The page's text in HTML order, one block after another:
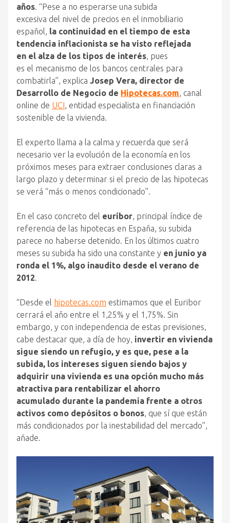
años. “Pese a no esperarse una subida
excesiva del nivel de precios en el inmobiliario
español, la continuidad en el tiempo de esta
tendencia inflacionista se ha visto reflejada
en el alza de los tipos de interés, pues
es el mecanismo de los bancos centrales para
combatirla”, explica Josep Vera, director de
Desarrollo de Negocio de Hipotecas.com, canal
online de UCI , entidad especialista en financiación
sostenible de la vivienda.
El experto llama a la calma y recuerda que será
necesario ver la evolución de la economía en los
próximos meses para extraer conclusiones claras a
largo plazo y determinar si el precio de las hipotecas
se verá “más o menos condicionado”.
En el caso concreto del euríbor, principal índice de
referencia de las hipotecas en España, su subida
parece no haberse detenido. En los últimos cuatro
meses su subida ha sido una constante y en junio ya
ronda el 1%, algo inaudito desde el verano de
2012.
“Desde el hipotecas.com estimamos que el Euribor
cerrará el año entre el 1,25% y el 1,75%. Sin
embargo, y con independencia de estas previsiones,
cabe destacar que, a día de hoy, invertir en vivienda
sigue siendo un refugio, y es que, pese a la
subida, los intereses siguen siendo bajos y
adquirir una vivienda es una opción mucho más
atractiva para rentabilizar el ahorro
acumulado durante la pandemia frente a otros
activos como depósitos o bonos, que sí que están
más condicionados por la inestabilidad del mercado”,
añade.